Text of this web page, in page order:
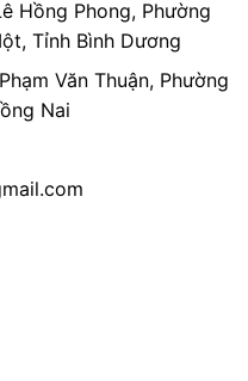
Hồng Phong, Phường
Tỉnh Bình Dương
Văn Thuận, Phường
Nai